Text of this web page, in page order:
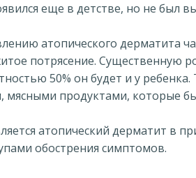
еще в детстве, но не был
атопического дерматита
потрясение. Существенную
50% он будет и у
мясными продуктами, которые
атопический дерматит в
обострения симптомов.